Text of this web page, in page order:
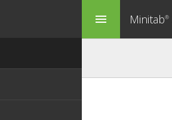
menu Minitab®